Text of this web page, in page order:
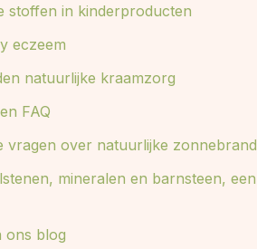
stoffen in kinderproducten
eczeem
natuurlijke kraamzorg
FAQ
vragen over natuurlijke zonnebrand
mineralen en barnsteen, een
ons blog